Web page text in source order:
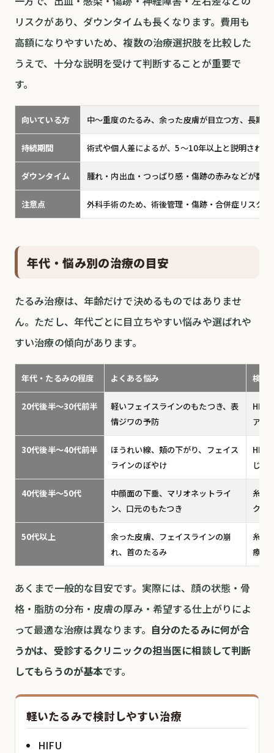
リスクがあり、ダウンタイムも長くなります。費用も
高額になりやすいため、複数の治療選択肢を比較した
うえで、十分な説明を受けて判断することが重要で
す。
向いている方 中〜重度のたるみ、余った皮膚が目立つ方、長期
持続期間 術式や個人差によるが、5〜10年以上と説明される
ダウンタイム 腫れ・内出血・つっぱり感・傷跡の赤みなどが数
注意点 外科手術のため、術後管理・傷跡・合併症リスク
年代・悩み別の治療の目安
たるみ治療は、年齢だけで決めるものではありませ
ん。ただし、年代ごとに目立ちやすい悩みや選ばれや
すい治療の傾向があります。
年代・たるみの程度 よくある悩み 検討
20代後半〜30代前半
軽いフェイスラインのもたつき、表
情ジワの予防
HIFU
ア・
30代後半〜40代前半
ほうれい線、頬の下がり、フェイス
ラインのぼやけ
HIFU
じて
40代後半〜50代
中顔面の下垂、マリオネットライ
ン、口元のもたつき
糸リ
クス
50代以上
余った皮膚、フェイスラインの崩
れ、首のたるみ
糸リ
療、
あくまで一般的な目安です。実際には、顔の状態・骨
格・脂肪の分布・皮膚の厚み・希望する仕上がりによ
って最適な治療は異なります。 自分のたるみに何が合
うかは、受診するクリニックの担当医に相談して判断
してもらうのが基本です。
軽いたるみで検討しやすい治療
HIFU